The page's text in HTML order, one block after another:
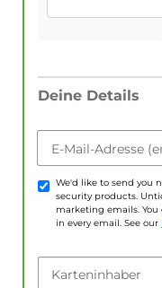
Deine Details
We'd like to send you
security products.
marketing emails.
in every email. See our
Karteninhaber